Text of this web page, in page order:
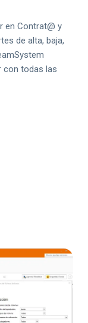
en Contrat@ y
de alta, baja,
con todas las